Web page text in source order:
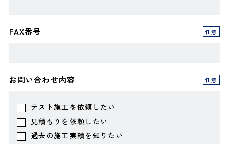
FAX番号 任意
お問い合わせ内容 任意
テスト施工を依頼したい
見積もりを依頼したい
過去の施工実績を知りたい